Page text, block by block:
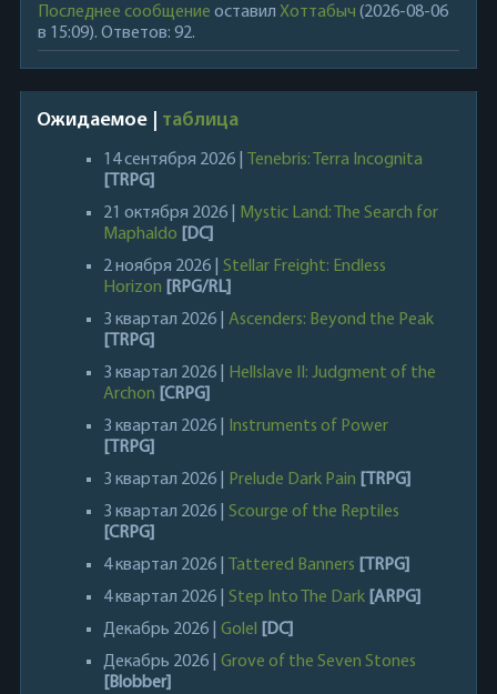
Последнее сообщение оставил Хоттабыч (2026-08-06
в 15:09). Ответов: 92.
Ожидаемое | таблица
14 сентября 2026 |
Tenebris: Terra Incognita
[TRPG]
21 октября 2026 | Mystic Land: The Search for
Maphaldo [DC]
2 ноября 2026 | Stellar Freight: Endless
Horizon [RPG/RL]
3 квартал 2026 | Ascenders: Beyond the Peak
[TRPG]
3 квартал 2026 | Hellslave II: Judgment of the
Archon [CRPG]
3 квартал 2026 | Instruments of Power
[TRPG]
3 квартал 2026 | Prelude Dark Pain [TRPG]
3 квартал 2026 | Scourge of the Reptiles
[CRPG]
4 квартал 2026 |
Tattered Banners [TRPG]
4 квартал 2026 | Step Into The Dark [ARPG]
Декабрь 2026 | Golel [DC]
Декабрь 2026 | Grove of the Seven Stones
[Blobber]